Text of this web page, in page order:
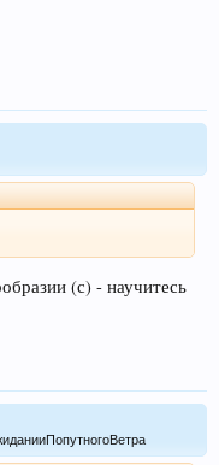
(с) - научитесь